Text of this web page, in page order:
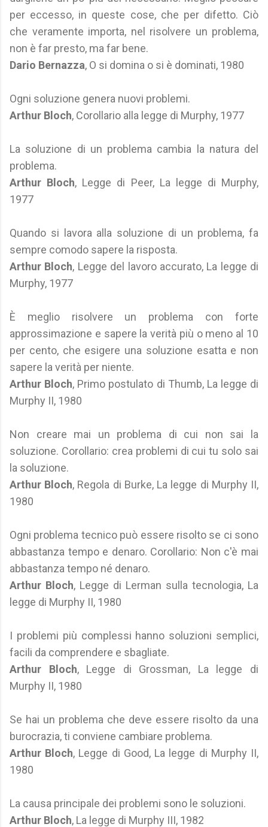
per eccesso, in queste cose, che per difetto. Ciò
che veramente importa, nel risolvere un problema,
non è far presto, ma far bene.
Dario Bernazza, O si domina o si è dominati, 1980
Ogni soluzione genera nuovi problemi.
Arthur Bloch, Corollario alla legge di Murphy, 1977
La soluzione di un problema cambia la natura del
problema.
Arthur Bloch, Legge di Peer, La legge di Murphy,
1977
Quando si lavora alla soluzione di un problema, fa
sempre comodo sapere la risposta.
Arthur Bloch, Legge del lavoro accurato, La legge di
Murphy, 1977
È meglio risolvere un problema con forte
approssimazione e sapere la verità più o meno al 10
per cento, che esigere una soluzione esatta e non
sapere la verità per niente.
Arthur Bloch, Primo postulato di Thumb, La legge di
Murphy II, 1980
Non creare mai un problema di cui non sai la
soluzione. Corollario: crea problemi di cui tu solo sai
la soluzione.
Arthur Bloch, Regola di Burke, La legge di Murphy II,
1980
Ogni problema tecnico può essere risolto se ci sono
abbastanza tempo e denaro. Corollario: Non c'è mai
abbastanza tempo né denaro.
Arthur Bloch, Legge di Lerman sulla tecnologia, La
legge di Murphy II, 1980
I problemi più complessi hanno soluzioni semplici,
facili da comprendere e sbagliate.
Arthur Bloch, Legge di Grossman, La legge di
Murphy II, 1980
Se hai un problema che deve essere risolto da una
burocrazia, ti conviene cambiare problema.
Arthur Bloch, Legge di Good, La legge di Murphy II,
1980
La causa principale dei problemi sono le soluzioni.
Arthur Bloch, La legge di Murphy III, 1982